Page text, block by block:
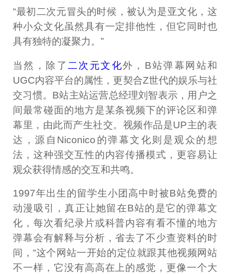
“最初二次元冒头的时候，被认为是亚文化，这
种小众文化虽然具有一定排他性，但它同时也
具有独特的凝聚力。”
当然，除了 二次元文化外，B站弹幕网站和
UGC内容平台的属性，更契合Z世代的娱乐与社
交习惯。B站主站运营总经理刘智表示，用户之
间最常碰面的地方是某条视频下的评论区和弹
幕里，由此而产生社交。视频作品是UP主的表
达，源自Niconico的弹幕文化则是观众的想
法，这种强交互性的内容传播模式，更容易让
观众获得情感的交互和共鸣。
1997年出生的留学生小团高中时被B站免费的
动漫吸引，真正让她留在B站的是它的弹幕文
化，每次看纪录片或科普内容有看不懂的地方
弹幕会有解释与分析，省去了不少查资料的时
间，“这个网站一开始的定位就跟其他视频网站
不一样，它没有高高在上的感觉，更像一个大